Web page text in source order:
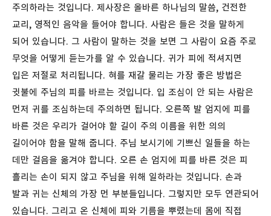
주의하라는 것입니다. 제사장은 올바른 하나님의 말씀, 건전한
교리, 영적인 음악을 들어야 합니다. 사람은 들은 것을 말하게
되어 있습니다. 그 사람이 말하는 것을 보면 그 사람이 요즘 주로
무엇을 어떻게 듣는가를 알 수 있습니다. 귀가 피에 적셔지면
입은 저절로 처리됩니다. 혀를 재갈 물리는 가장 좋은 방법은
귓불에 주님의 피를 바르는 것입니다. 입 조심이 안 되는 사람은
먼저 귀를 조심하는데 주의하면 됩니다. 오른쪽 발 엄지에 피를
바른 것은 우리가 걸어야 할 길이 주의 이름을 위한 의의
길이어야 함을 말해 줍니다. 주님 보시기에 기쁘신 일들을 하는
데만 걸음을 옮겨야 합니다. 오른 손 엄지에 피를 바른 것은 피
흘리는 손이 되지 않고 주님을 위해 일하라는 것입니다. 손과
발과 귀는 신체의 가장 먼 부분들입니다. 그렇지만 모두 연관되어
있습니다. 그리고 온 신체에 피와 기름을 뿌렸는데 몸에 직접